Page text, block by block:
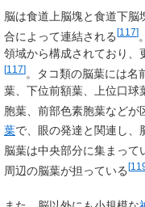
脳は食道上脳塊と食道下脳
合によって連結される [117]
領域から構成されており、
[117]。タコ類の脳葉には名
葉、下位前額葉、上位口球
胞葉、前部色素胞葉などが
葉で、眼の発達と関連し、
脳葉は中央部分に集まって
周辺の脳葉が担っている[